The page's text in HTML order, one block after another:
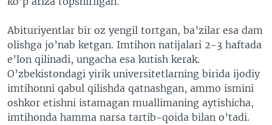
XABARLAR SURATLARDA
TELEGRAM
TWITTER
SOUNDCLOUD
VOA
Abituriyentlar bir oz yengil tortgan, ba’zilar esa dam
olishga jo’nab ketgan. Imtihon natijalari 2-3 haftada
e’lon qilinadi, ungacha esa kutish kerak.
O’zbekistondagi yirik universitetlarning birida ijodiy
imtihonni qabul qilishda qatnashgan, ammo ismini
oshkor etishni istamagan muallimaning aytishicha,
imtihonda hamma narsa tartib-qoida bilan o’tadi.